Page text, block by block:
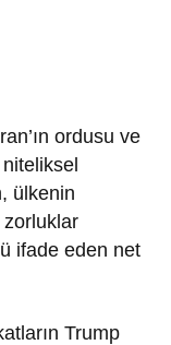
ordusu ve
niteliksel
ülkenin
zorluklar
ifade eden net
Trump